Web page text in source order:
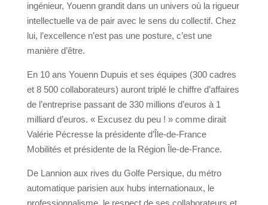
ingénieur, Youenn grandit dans un univers où la rigueur
intellectuelle va de pair avec le sens du collectif. Chez
lui, l’excellence n’est pas une posture, c’est une
manière d’être.
En 10 ans Youenn Dupuis et ses équipes (300 cadres
et 8 500 collaborateurs) auront triplé le chiffre d’affaires
de l’entreprise passant de 330 millions d’euros à 1
milliard d’euros. « Excusez du peu ! » comme dirait
Valérie Pécresse la présidente d’Île-de-France
Mobilités et présidente de la Région Île-de-France.
De Lannion aux rives du Golfe Persique, du métro
automatique parisien aux hubs internationaux, le